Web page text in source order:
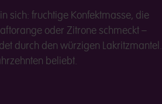
sich: fruchtige Konfektmasse, die
oder Zitrone schmeckt –
durch den würzigen Lakritzmantel.
beliebt.